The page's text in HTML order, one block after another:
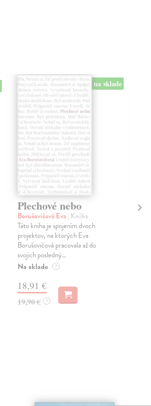
na sklade
Plechové nebo
Borušovičová Eva| Kniha
Táto kniha je spojením dvoch
projektov, na ktorých Eva
Borušovičová pracovala až do
svojich posledný...
Na sklade ?
18,91 €
19,90 € ?